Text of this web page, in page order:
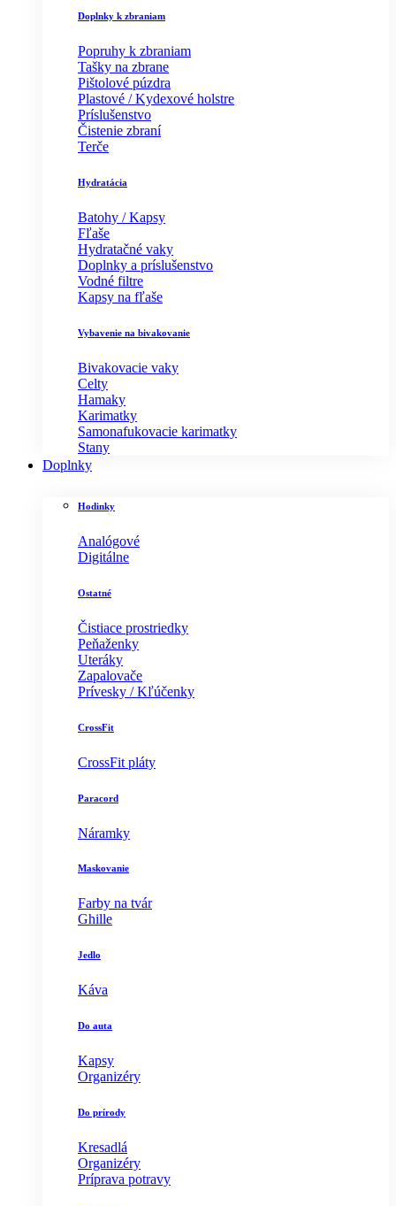
Doplnky k zbraniam
Popruhy k zbraniam
Tašky na zbrane
Pištolové púzdra
Plastové / Kydexové holstre
Príslušenstvo
Čistenie zbraní
Terče
Hydratácia
Batohy / Kapsy
Fľaše
Hydratačné vaky
Doplnky a príslušenstvo
Vodné filtre
Kapsy na fľaše
Vybavenie na bivakovanie
Bivakovacie vaky
Celty
Hamaky
Karimatky
Samonafukovacie karimatky
Stany
Doplnky
Hodinky
Analógové
Digitálne
Ostatné
Čistiace prostriedky
Peňaženky
Uteráky
Zapalovače
Prívesky / Kľúčenky
CrossFit
CrossFit pláty
Paracord
Náramky
Maskovanie
Farby na tvár
Ghille
Jedlo
Káva
Do auta
Kapsy
Organizéry
Do prírody
Kresadlá
Organizéry
Príprava potravy